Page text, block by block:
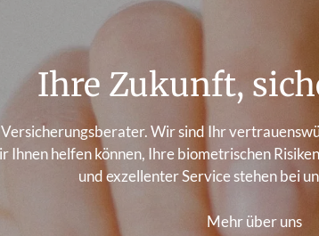
Ihre Zukunft,
Wir sind Ihr
Ihnen helfen können, Ihre biometrischen
und exzellenter Service stehen bei
Mehr über uns